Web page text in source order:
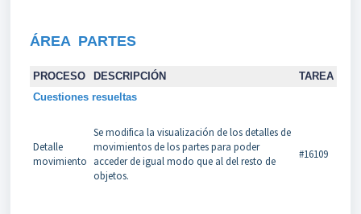
ÁREA PARTES
PROCESO DESCRIPCIÓN
TAREA
Cuestiones resueltas
Detalle
movimiento
Se modifica la visualización de los detalles de
movimientos de los partes para poder
acceder de igual modo que al del resto de
objetos.
#16109